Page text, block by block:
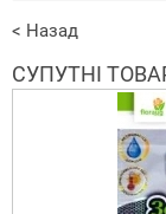
< Назад
СУПУТНІ